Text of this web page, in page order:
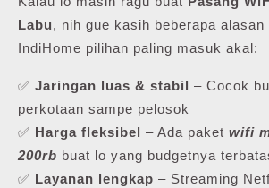
Labu, nih gue kasih beberapa alasan
IndiHome pilihan paling masuk akal:
✅ Jaringan luas & stabil – Cocok
perkotaan sampe pelosok
✅ Harga fleksibel – Ada paket wifi
200rb buat lo yang budgetnya
✅ Layanan lengkap – Streaming